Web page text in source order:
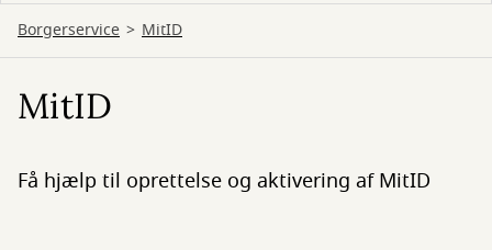
Borgerservice MitID
MitID
Få hjælp til oprettelse og aktivering af MitID